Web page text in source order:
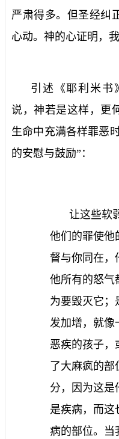
严肃得多。但圣经纠
心动。神的心证明，
引述《耶利米书
说，神若是这样，更
生命中充满各样罪恶
的安慰与鼓励”：
让这些软
他们的罪使
督与你同在，
他所有的怒气
为要毁灭它；
发加增，就像
恶疾的孩子，
了大麻疯的部
分，因为这是
是疾病，而这
病的部位。当